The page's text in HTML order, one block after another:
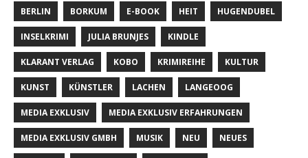
BERLIN BORKUM E-BOOK HEIT HUGENDUBEL
INSELKRIMI JULIA BRUNJES KINDLE
KLARANT VERLAG KOBO KRIMIREIHE KULTUR
KUNST KÜNSTLER LACHEN LANGEOOG
MEDIA EXKLUSIV MEDIA EXKLUSIV ERFAHRUNGEN
MEDIA EXKLUSIV GMBH MUSIK NEU NEUES